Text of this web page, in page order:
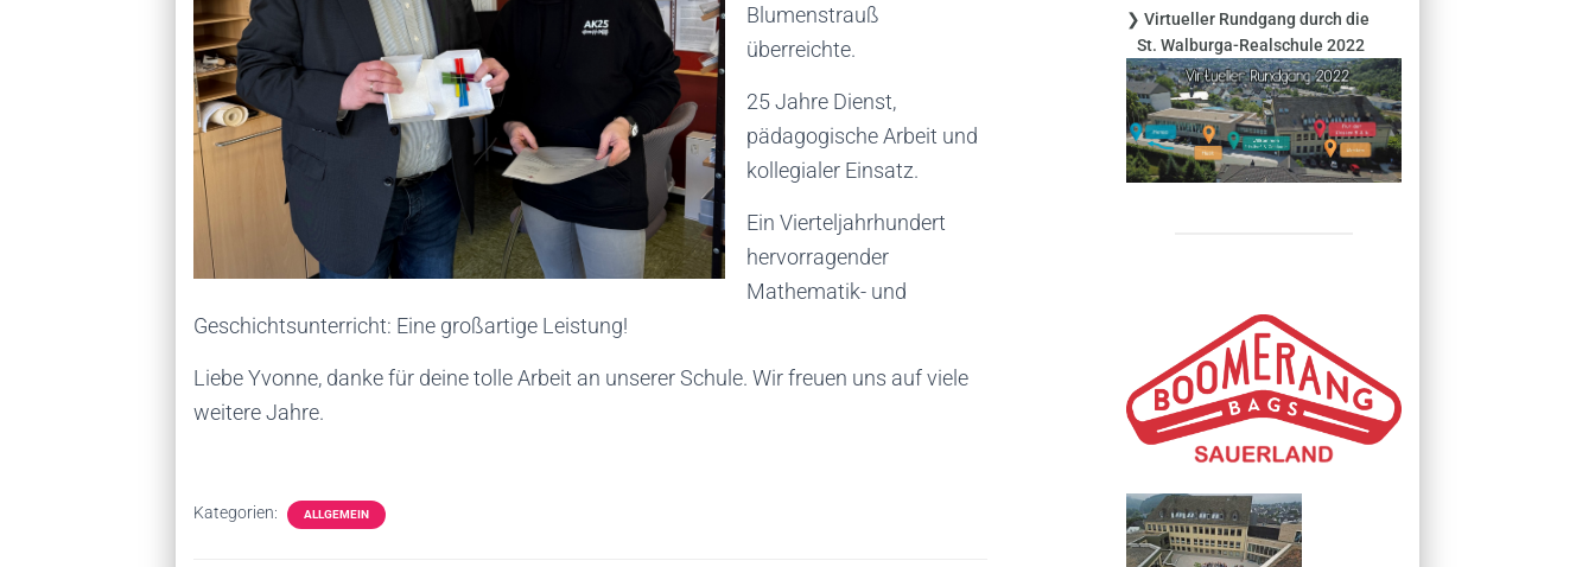
Blumenstrauß
überreichte.
25 Jahre Dienst,
pädagogische Arbeit und
kollegialer Einsatz.
Ein Vierteljahrhundert
hervorragender
Mathematik- und
Geschichtsunterricht: Eine großartige Leistung!
Liebe Yvonne, danke für deine tolle Arbeit an unserer Schule. Wir freuen uns auf viele
weitere Jahre.
Kategorien: ALLGEMEIN
❯ Virtueller Rundgang durch die
St. Walburga-Realschule 2022